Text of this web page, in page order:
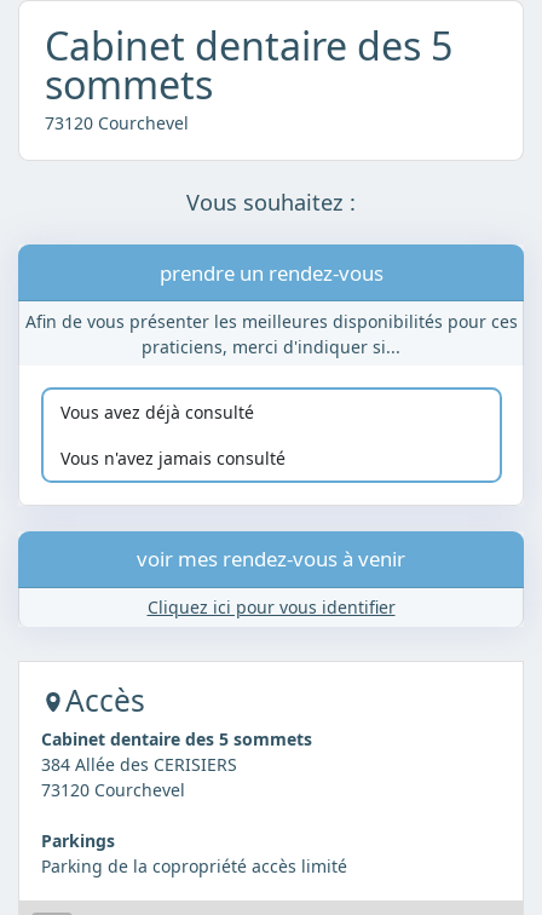
Cabinet dentaire des 5
sommets
73120 Courchevel
Vous souhaitez :
prendre un rendez-vous
Afin de vous présenter les meilleures disponibilités pour ces
praticiens, merci d'indiquer si...
Vous avez déjà consulté
Vous n'avez jamais consulté
voir mes rendez-vous à venir
Cliquez ici pour vous identifier
Accès
Cabinet dentaire des 5 sommets
384 Allée des CERISIERS
73120 Courchevel
Parkings
Parking de la copropriété accès limité